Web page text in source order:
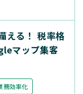
える！ 税率格
マップ集客
務効率化